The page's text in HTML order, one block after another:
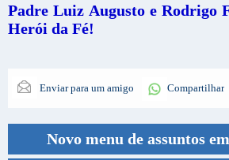
Padre Luiz Augusto e Rodrigo
Herói da Fé!
Enviar para um amigo Compartilhar
Novo menu de assuntos